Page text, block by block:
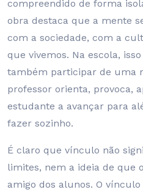
compreendido de forma
obra destaca que a mente
com a sociedade, com a
que vivemos. Na escola,
também participar de uma
professor orienta, provoca,
estudante a avançar para
fazer sozinho.
É claro que vínculo não
limites, nem a ideia de que
amigo dos alunos. O